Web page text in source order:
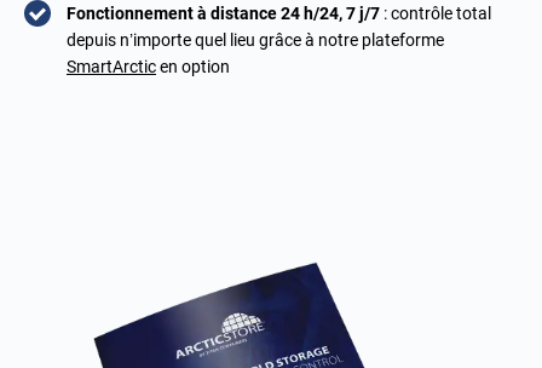
Fonctionnement à distance 24 h/24, 7 j/7 : contrôle total
depuis n’importe quel lieu grâce à notre plateforme
SmartArcticen option